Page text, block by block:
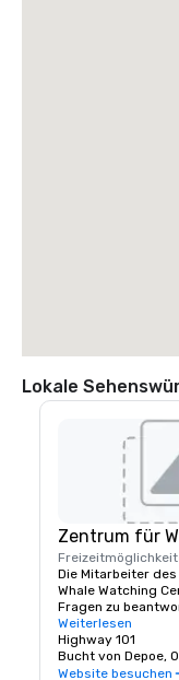
Lokale
Zentrum für
Die Mitarbeiter
Whale Watching
Fragen zu
helfen, Grauwale
Zentrum liegt an
malerischen Depoe
perfekter Ort, um
Weiterlesen
Highway 101
Bucht von Depoe,
Website besuchen